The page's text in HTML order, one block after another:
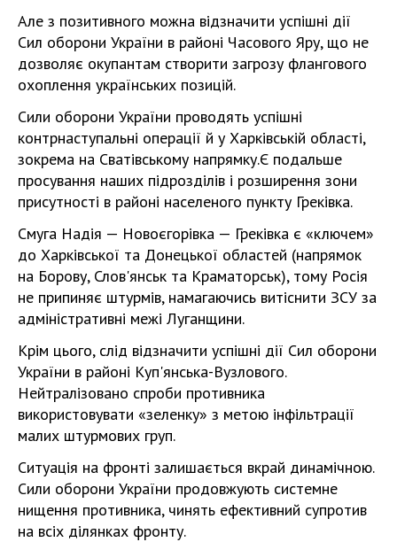
Але з позитивного можна відзначити успішні дії
Сил оборони України в районі Часового Яру, що не
дозволяє окупантам створити загрозу флангового
охоплення українських позицій.
Сили оборони України проводять успішні
контрнаступальні операції й у Харківській області,
зокрема на Сватівському напрямку.Є подальше
просування наших підрозділів і розширення зони
присутності в районі населеного пункту Греківка.
Смуга Надія — Новоєгорівка — Греківка є «ключем»
до Харківської та Донецької областей (напрямок
на Борову, Слов'янськ та Краматорськ), тому Росія
не припиняє штурмів, намагаючись витіснити ЗСУ за
адміністративні межі Луганщини.
Крім цього, слід відзначити успішні дії Сил оборони
України в районі Куп'янська-Вузлового.
Нейтралізовано спроби противника
використовувати «зеленку» з метою інфільтрації
малих штурмових груп.
Ситуація на фронті залишається вкрай динамічною.
Сили оборони України продовжують системне
нищення противника, чинять ефективний супротив
на всіх ділянках фронту.